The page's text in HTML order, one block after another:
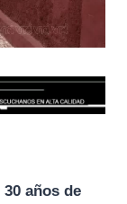
30 años de